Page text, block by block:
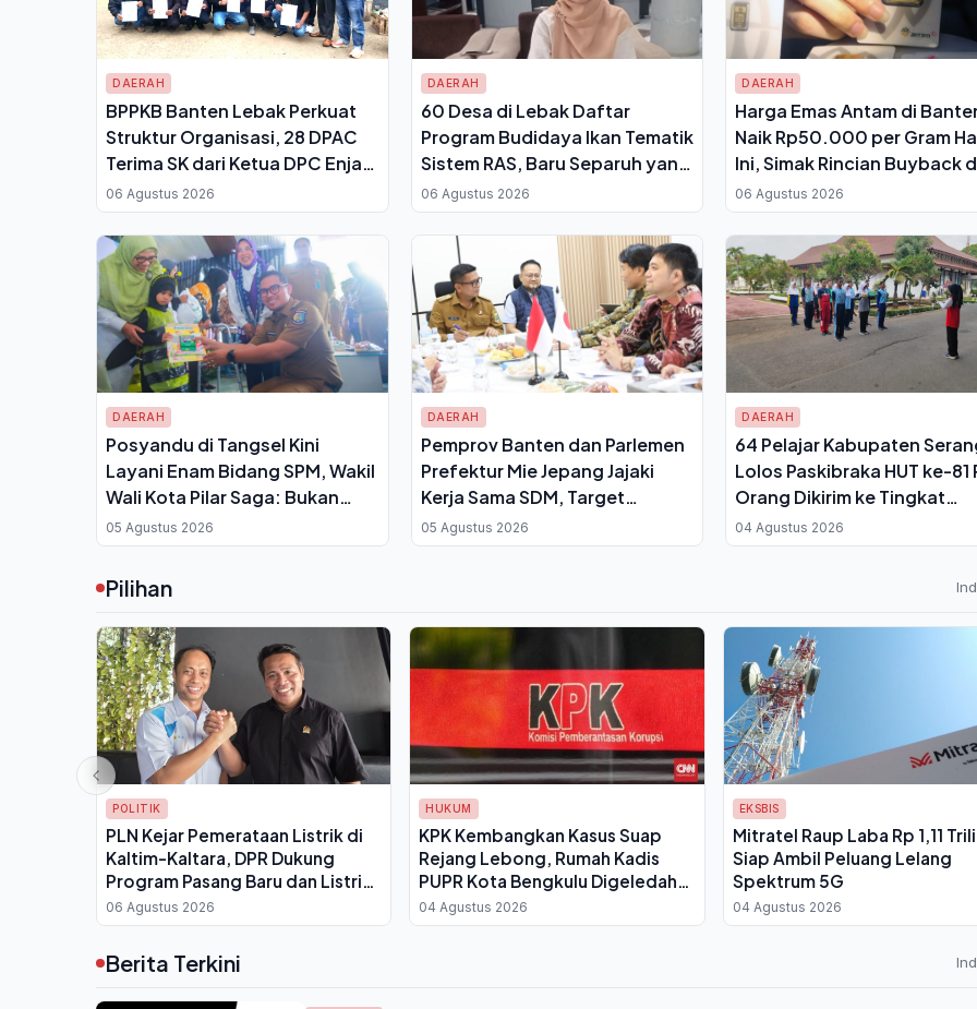
DAERAH
BPPKB Banten Lebak Perkuat
Struktur Organisasi, 28 DPAC
Terima SK dari Ketua DPC Enjat
Jatmiko
06 Agustus 2026
DAERAH
60 Desa di Lebak Daftar
Program Budidaya Ikan Tematik
Sistem RAS, Baru Separuh yang
Lolos Verifikasi
06 Agustus 2026
DAERAH
Harga Emas Antam di
Naik Rp50.000 per Gram
Ini, Simak Rincian Buyback
Pajaknya
06 Agustus 2026
DAERAH
Posyandu di Tangsel Kini
Layani Enam Bidang SPM, Wakil
Wali Kota Pilar Saga: Bukan
Sekadar Tempat Timbang
Balita
05 Agustus 2026
DAERAH
Pemprov Banten dan Parlemen
Prefektur Mie Jepang Jajaki
Kerja Sama SDM, Target
Wujudkan Sister Province
05 Agustus 2026
DAERAH
64 Pelajar Kabupaten
Lolos Paskibraka HUT ke-81
Orang Dikirim ke Tingkat
Provinsi Banten
04 Agustus 2026
Pilihan
POLITIK
PLN Kejar Pemerataan Listrik di
Kaltim-Kaltara, DPR Dukung
Program Pasang Baru dan Listrik
Desa
06 Agustus 2026
HUKUM
KPK Kembangkan Kasus Suap
Rejang Lebong, Rumah Kadis
PUPR Kota Bengkulu Digeledah
dan Disita Rp 4 Miliar
04 Agustus 2026
EKSBIS
Mitratel Raup Laba Rp 1,11
Siap Ambil Peluang Lelang
Spektrum 5G
04 Agustus 2026
Berita Terkini